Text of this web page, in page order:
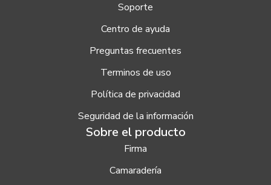
Soporte
Centro de ayuda
Preguntas frecuentes
Terminos de uso
Política de privacidad
Seguridad de la información
Sobre el producto
Firma
Camaradería